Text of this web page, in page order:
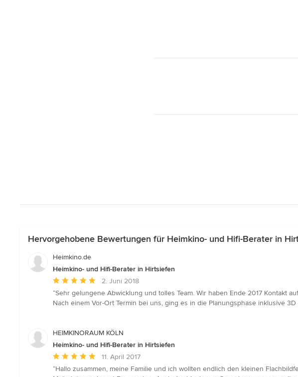
Hervorgehobene Bewertungen für Heimkino- und Hifi-Berater in
Heimkino.de
Heimkino- und Hifi-Berater in Hirtsiefen
Durchschnittliche
Bewertung:
5
Sternen
2. Juni 2018
“Sehr gelungene Abwicklung und tolles Team. Wir haben Ende 2017 Kontakt
Nach einem Vor-Ort Termin bei uns, ging es in die Planungsphase inklusive
HEIMKINORAUM KÖLN
Heimkino- und Hifi-Berater in Hirtsiefen
Durchschnittliche
Bewertung:
11. April 2017
“Hallo zusammen, meine Familie und ich wollten endlich den kleinen